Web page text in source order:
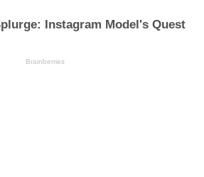
Instagram Model's Quest
Brainberries